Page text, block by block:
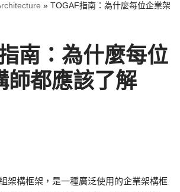
» TOGAF指南：為什麼每位企業架
南：為什麼每位
師都應該了解
架構框架，是一種廣泛使用的企業架構框